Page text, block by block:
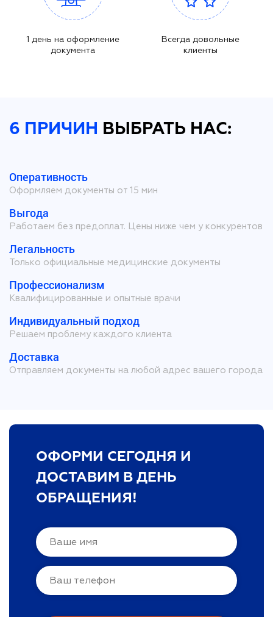
1 день на оформление
документа
Всегда довольные
клиенты
6 ПРИЧИН ВЫБРАТЬ НАС:
Оперативность
Оформляем документы от 15 мин
Выгода
Работаем без предоплат. Цены ниже чем у конкурентов
Легальность
Только официальные медицинские документы
Профессионализм
Квалифицированные и опытные врачи
Индивидуальный подход
Решаем проблему каждого клиента
Доставка
Отправляем документы на любой адрес вашего города
ОФОРМИ СЕГОДНЯ И
ДОСТАВИМ В ДЕНЬ
ОБРАЩЕНИЯ!